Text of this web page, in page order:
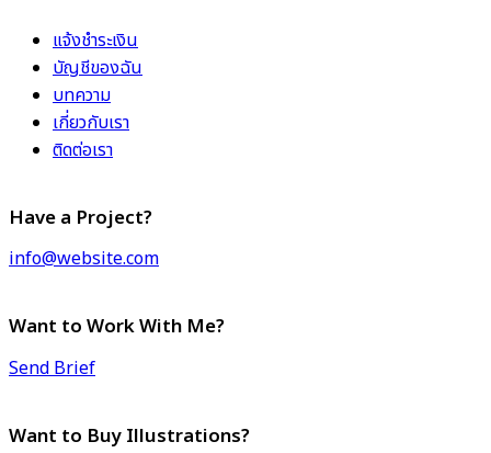
แจ้งชำระเงิน
บัญชีของฉัน
บทความ
เกี่ยวกับเรา
ติดต่อเรา
Have a Project?
info@website.com
Want to Work With Me?
Send Brief
Want to Buy Illustrations?